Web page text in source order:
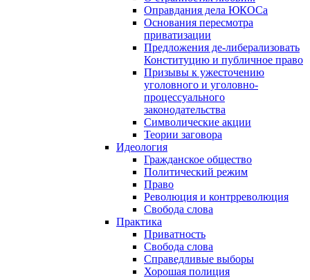
Оправдания дела ЮКОСа
Основания пересмотра
приватизации
Предложения де-либерализовать
Конституцию и публичное право
Призывы к ужесточению
уголовного и уголовно-
процессуального
законодательства
Символические акции
Теории заговора
Идеология
Гражданское общество
Политический режим
Право
Революция и контрреволюция
Свобода слова
Практика
Приватность
Свобода слова
Справедливые выборы
Хорошая полиция